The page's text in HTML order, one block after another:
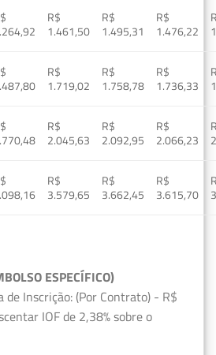
R$
1.461,50
R$
1.495,31
R$
1.476,22
R$
1.719,02
R$
1.758,78
R$
1.736,33
R$
2.045,63
R$
2.092,95
R$
2.066,23
R$
3.579,65
R$
3.662,45
R$
3.615,70
ESPECÍFICO)
de Inscrição: (Por Contrato) - R$
IOF de 2,38% sobre o